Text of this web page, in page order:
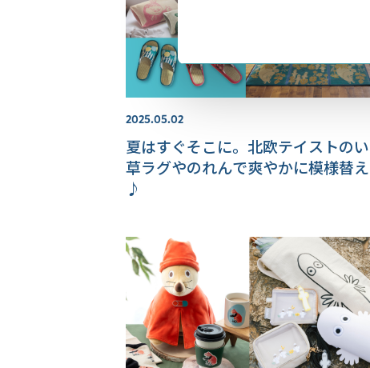
2025.05.02
夏はすぐそこに。北欧テイストのい
草ラグやのれんで爽やかに模様替え
♪